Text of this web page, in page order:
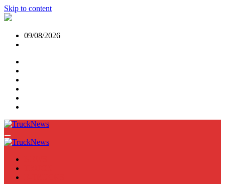
Skip to content
09/08/2026